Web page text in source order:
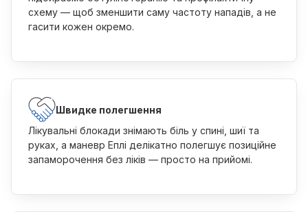
схему — щоб зменшити саму частоту нападів, а не
гасити кожен окремо.
Швидке полегшення
Лікувальні блокади знімають біль у спині, шиї та
руках, а маневр Еплі делікатно полегшує позиційне
запаморочення без ліків — просто на прийомі.